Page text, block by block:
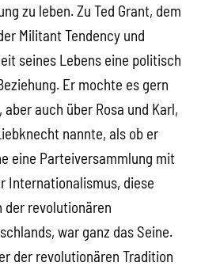
zu leben. Zu Ted Grant, dem
Militant Tendency und
seines Lebens eine politisch
Er mochte es gern
aber auch über Rosa und Karl,
nannte, als ob er
eine Parteiversammlung mit
Internationalismus, diese
der revolutionären
war ganz das Seine.
der revolutionären Tradition